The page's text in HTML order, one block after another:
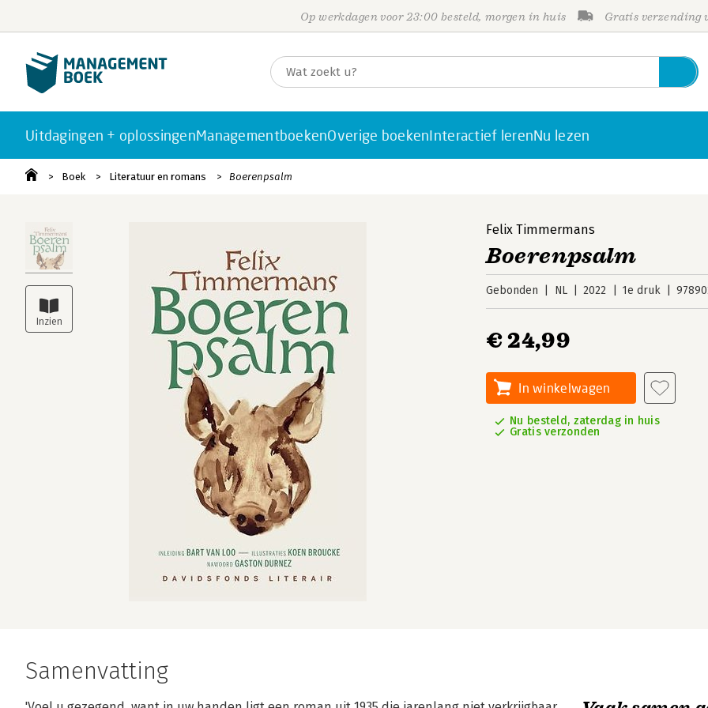
Op werkdagen voor 23:00 besteld, morgen in huis Gratis verzending
Uitdagingen + oplossingenManagementboekenOverige boekenInteractief lerenNu lezen
Boek Literatuur en romans Boerenpsalm
Felix Timmermans
Boerenpsalm
Gebonden NL 2022 1e druk
€ 24,99
In winkelwagen
Nu besteld, zaterdag in huis
Gratis verzonden
Samenvatting